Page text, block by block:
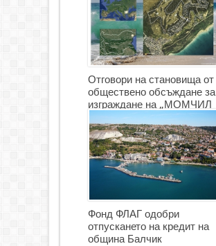
Отговори на становища от
обществено обсъждане за
изграждане на „МОМЧИЛ
ГОЛФ И ГОЛФ ИГРИЩЕ”
Фонд ФЛАГ одобри
отпускането на кредит на
община Балчик